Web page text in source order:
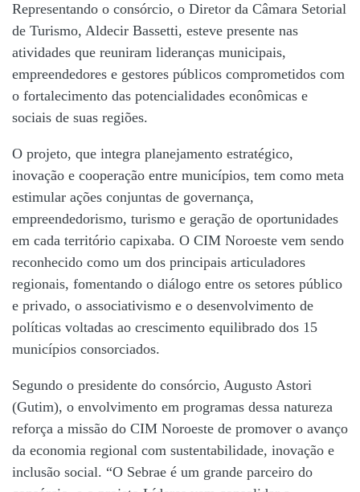
ES
Representando o consórcio, o Diretor da Câmara Setorial
de Turismo, Aldecir Bassetti, esteve presente nas
atividades que reuniram lideranças municipais,
empreendedores e gestores públicos comprometidos com
o fortalecimento das potencialidades econômicas e
sociais de suas regiões.
O projeto, que integra planejamento estratégico,
inovação e cooperação entre municípios, tem como meta
estimular ações conjuntas de governança,
empreendedorismo, turismo e geração de oportunidades
em cada território capixaba. O CIM Noroeste vem sendo
reconhecido como um dos principais articuladores
regionais, fomentando o diálogo entre os setores público
e privado, o associativismo e o desenvolvimento de
políticas voltadas ao crescimento equilibrado dos 15
municípios consorciados.
Segundo o presidente do consórcio, Augusto Astori
(Gutim), o envolvimento em programas dessa natureza
reforça a missão do CIM Noroeste de promover o avanço
da economia regional com sustentabilidade, inovação e
inclusão social. “O Sebrae é um grande parceiro do